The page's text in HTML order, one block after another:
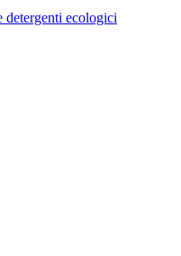
detergenti ecologici